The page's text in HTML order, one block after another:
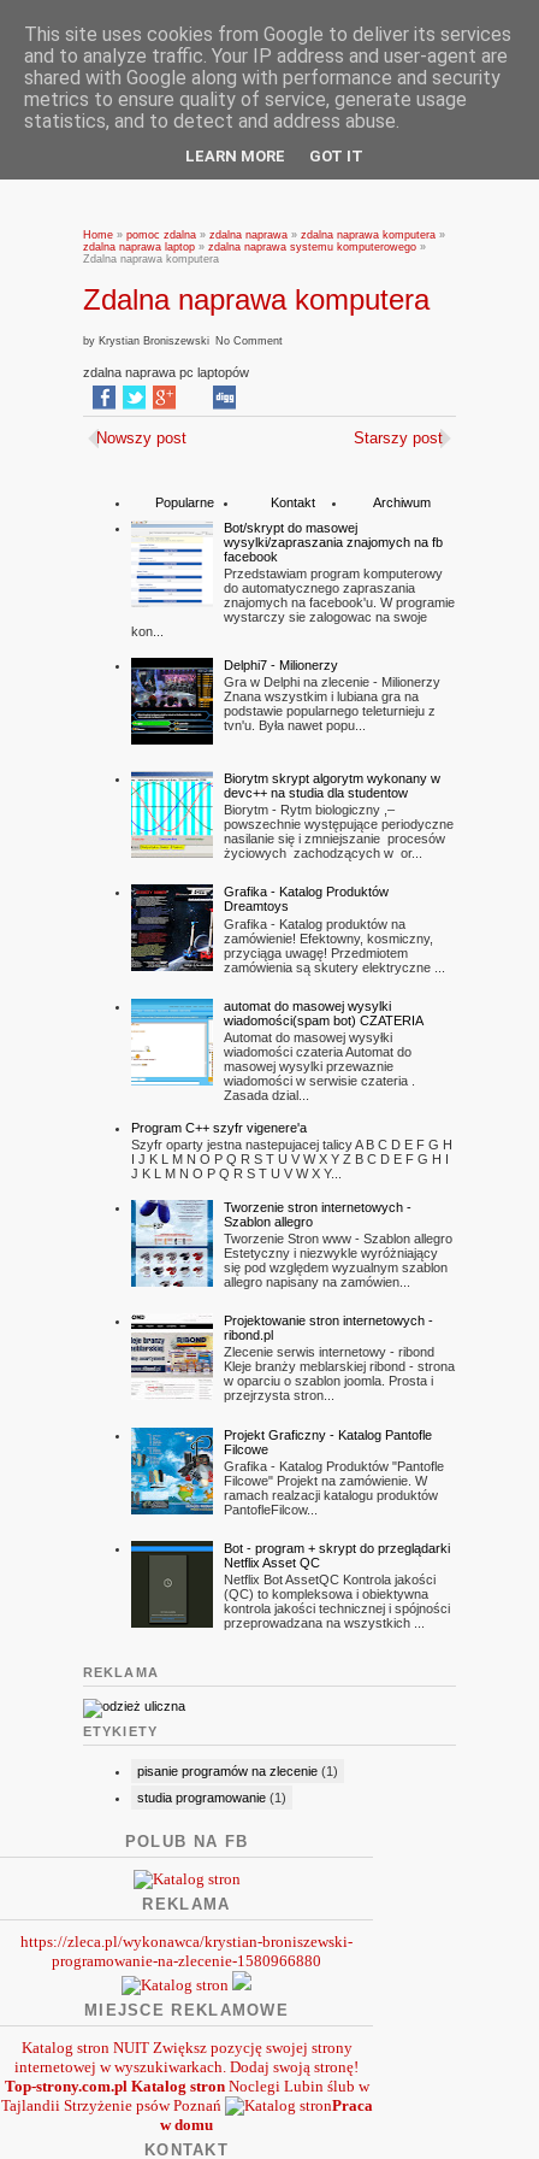
Home » pomoc zdalna » zdalna naprawa » zdalna naprawa komputera »
zdalna naprawa laptop » zdalna naprawa systemu komputerowego »
Zdalna naprawa komputera
Zdalna naprawa komputera
by Krystian Broniszewski No Comment
zdalna naprawa pc laptopów
Nowszy post Starszy post
Popularne Kontakt
Archiwum
Bot/skrypt do masowej
wysylki/zapraszania znajomych na fb
facebook
Przedstawiam program komputerowy
do automatycznego zapraszania
znajomych na facebook'u. W programie
wystarczy sie zalogowac na swoje
kon...
Delphi7 - Milionerzy
Gra w Delphi na zlecenie - Milionerzy
Znana wszystkim i lubiana gra na
podstawie popularnego teleturnieju z
tvn'u. Była nawet popu...
Biorytm skrypt algorytm wykonany w
devc++ na studia dla studentow
Biorytm - Rytm biologiczny ,–
powszechnie występujące periodyczne
nasilanie się i zmniejszanie procesów
życiowych zachodzących w or...
Grafika - Katalog Produktów
Dreamtoys
Grafika - Katalog produktów na
zamówienie! Efektowny, kosmiczny,
przyciąga uwagę! Przedmiotem
zamówienia są skutery elektryczne ...
automat do masowej wysylki
wiadomości(spam bot) CZATERIA
Automat do masowej wysyłki
wiadomości czateria Automat do
masowej wysylki przewaznie
wiadomości w serwisie czateria .
Zasada dzial...
Program C++ szyfr vigenere'a
Szyfr oparty jestna nastepujacej talicy A B C D E F G H
I J K L M N O P Q R S T U V W X Y Z B C D E F G H I
J K L M N O P Q R S T U V W X Y...
Tworzenie stron internetowych -
Szablon allegro
Tworzenie Stron www - Szablon allegro
Estetyczny i niezwykle wyróżniający
się pod względem wyzualnym szablon
allegro napisany na zamówien...
Projektowanie stron internetowych -
ribond.pl
Zlecenie serwis internetowy - ribond
Kleje branży meblarskiej ribond - strona
w oparciu o szablon joomla. Prosta i
przejrzysta stron...
Projekt Graficzny - Katalog Pantofle
Filcowe
Grafika - Katalog Produktów "Pantofle
Filcowe" Projekt na zamówienie. W
ramach realzacji katalogu produktów
PantofleFilcow...
Bot - program + skrypt do przeglądarki
Netflix Asset QC
Netflix Bot AssetQC Kontrola jakości
(QC) to kompleksowa i obiektywna
kontrola jakości technicznej i spójności
przeprowadzana na wszystkich ...
REKLAMA
ETYKIETY
pisanie programów na zlecenie (1)
studia programowanie (1)
POLUB NA FB
REKLAMA
https://zleca.pl/wykonawca/krystian-broniszewski-
programowanie-na-zlecenie-1580966880
MIEJSCE REKLAMOWE
Katalog stron NUIT Zwiększ pozycję swojej strony
internetowej w wyszukiwarkach. Dodaj swoją stronę!
Top-strony.com.pl Katalog stron Noclegi Lubin ślub w
Tajlandii Strzyżenie psów Poznań
Praca
w domu
KONTAKT
This site uses cookies from Google to deliver its services
and to analyze traffic. Your IP address and user-agent are
shared with Google along with performance and security
metrics to ensure quality of service, generate usage
statistics, and to detect and address abuse.
LEARN MORE GOT IT